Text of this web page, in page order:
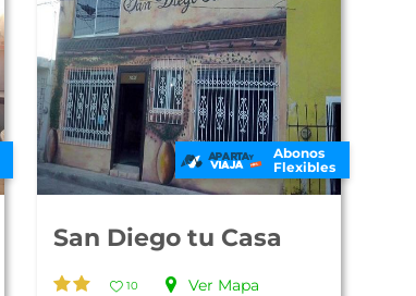
Abonos
Flexibles
San Diego tu Casa
10
Ver Mapa